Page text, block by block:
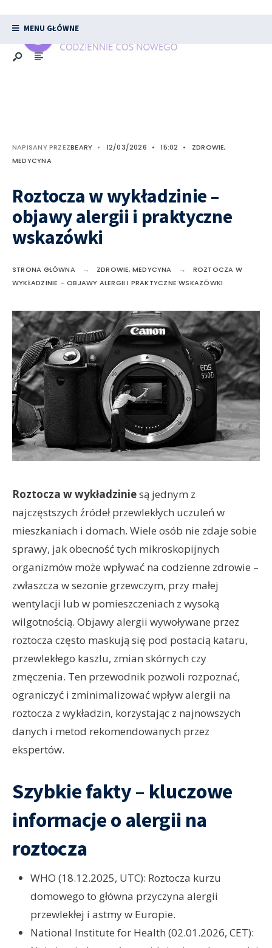
MENU GŁÓWNE
NAPISANY PRZEZBEARY • 12/03/2026 • 15:02 •
ZDROWIE,
MEDYCYNA
Roztocza w wykładzinie –
objawy alergii i praktyczne
wskazówki
STRONA GŁÓWNA ZDROWIE, MEDYCYNA
ROZTOCZA W
WYKŁADZINIE – OBJAWY ALERGII I PRAKTYCZNE WSKAZÓWKI
Roztocza w wykładziniesą jednym z
najczęstszych źródeł przewlekłych uczuleń w
mieszkaniach i domach. Wiele osób nie zdaje sobie
sprawy, jak obecność tych mikroskopijnych
organizmów może wpływać na codzienne zdrowie –
zwłaszcza w sezonie grzewczym, przy małej
wentylacji lub w pomieszczeniach z wysoką
wilgotnością. Objawy alergii wywoływane przez
roztocza często maskują się pod postacią kataru,
przewlekłego kaszlu, zmian skórnych czy
zmęczenia. Ten przewodnik pozwoli rozpoznać,
ograniczyć i zminimalizować wpływ alergii na
roztocza z wykładzin, korzystając z najnowszych
danych i metod rekomendowanych przez
ekspertów.
Szybkie fakty – kluczowe
informacje o alergii na
roztocza
WHO (18.12.2025, UTC): Roztocza kurzu
domowego to główna przyczyna alergii
przewlekłej i astmy w Europie.
National Institute for Health (02.01.2026, CET):